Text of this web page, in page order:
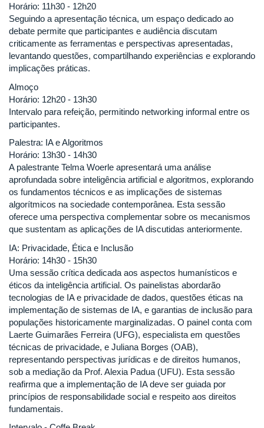
Horário: 11h30 - 12h20
Seguindo a apresentação técnica, um espaço dedicado ao
debate permite que participantes e audiência discutam
criticamente as ferramentas e perspectivas apresentadas,
levantando questões, compartilhando experiências e explorando
implicações práticas.
Almoço
Horário: 12h20 - 13h30
Intervalo para refeição, permitindo networking informal entre os
participantes.
Palestra: IA e Algoritmos
Horário: 13h30 - 14h30
A palestrante Telma Woerle apresentará uma análise
aprofundada sobre inteligência artificial e algoritmos, explorando
os fundamentos técnicos e as implicações de sistemas
algorítmicos na sociedade contemporânea. Esta sessão
oferece uma perspectiva complementar sobre os mecanismos
que sustentam as aplicações de IA discutidas anteriormente.
IA: Privacidade, Ética e Inclusão
Horário: 14h30 - 15h30
Uma sessão crítica dedicada aos aspectos humanísticos e
éticos da inteligência artificial. Os painelistas abordarão
tecnologias de IA e privacidade de dados, questões éticas na
implementação de sistemas de IA, e garantias de inclusão para
populações historicamente marginalizadas. O painel conta com
Laerte Guimarães Ferreira (UFG), especialista em questões
técnicas de privacidade, e Juliana Borges (OAB),
representando perspectivas jurídicas e de direitos humanos,
sob a mediação da Prof. Alexia Padua (UFU). Esta sessão
reafirma que a implementação de IA deve ser guiada por
princípios de responsabilidade social e respeito aos direitos
fundamentais.